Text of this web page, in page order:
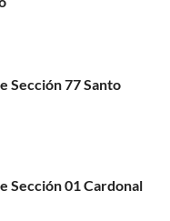
Sección 77 Santo
Sección 01 Cardonal